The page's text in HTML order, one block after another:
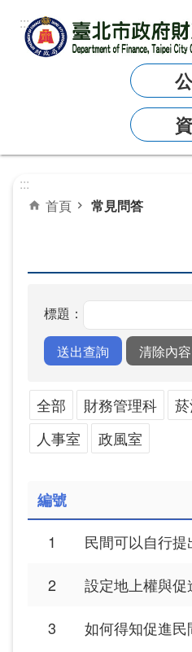
跳到主要內容區塊
:::
:::
首頁 常見問答
標題：
全部 財務管理科
人事室
政風室
編號
1
民間可以自行提
2 設定地上權與促
3 如何得知促進民